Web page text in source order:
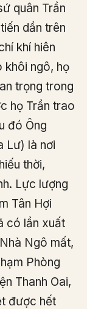
quân Trần
dần trên
khí hiên
khôi ngô, họ
trọng trong
họ Trần trao
đó Ông
Lư) là nơi
thời,
Lực lượng
Tân Hợi
có lần xuất
Ngô mất,
Phòng
Thanh Oai,
được hết